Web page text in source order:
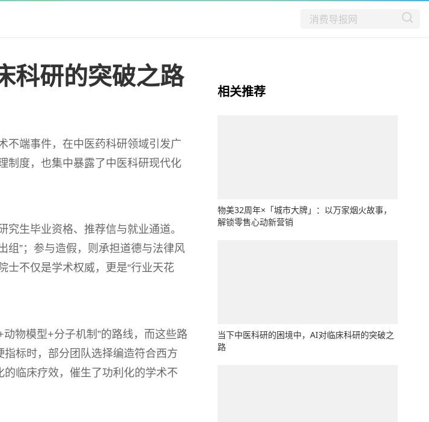
科研的突破之路
不端事件，在中医药科研领域引发广
制度，也集中暴露了中医科研现代化
究生毕业资格、推荐信与就业通道。
组”；参与造假，则承担道德与法律风
士不仅是学术权威，更是“行业天花
物模型+分子机制”的路线，而这些路
指标时，部分团队选择编造符合西方
的临床疗效，催生了功利化的学术不
相关推荐
物美32周年×「城市大牌」：以万家烟火故事，
解锁零售心动新营销
当下中医科研的困境中，AI对临床科研的突破之
路